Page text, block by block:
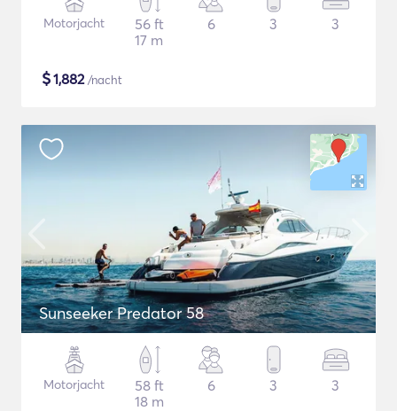
Motorjacht
56 ft
17 m
6 3 3
$1,882/nacht
Sunseeker Predator 58
Motorjacht
58 ft
18 m
6 3 3